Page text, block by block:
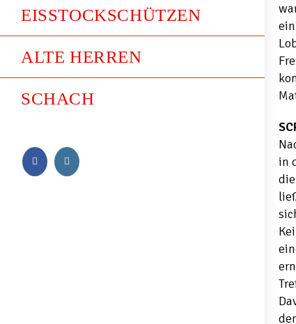
EISSTOCKSCHÜTZEN
ALTE HERREN
SCHACH
in